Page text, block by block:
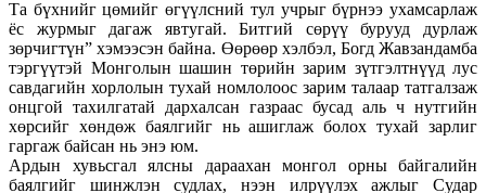
Та бүхнийг цөмийг өгүүлсний тул учрыг бүрнээ ухамсарлаж
ёс журмыг дагаж явтугай. Битгий сөрүү бурууд дурлаж
зөрчигтүн” хэмээсэн байна. Өөрөөр хэлбэл, Богд Жавзандамба
тэргүүтэй Монголын шашин төрийн зарим зүтгэлтнүүд лус
савдагийн хорлолын тухай номлолоос зарим талаар татгалзаж
онцгой тахилгатай дархалсан газраас бусад аль ч нутгийн
хөрсийг хөндөж баялгийг нь ашиглаж болох тухай зарлиг
гаргаж байсан нь энэ юм.
Ардын хувьсгал ялсны дараахан монгол орны байгалийн
баялгийг шинжлэн судлах, нээн илрүүлэх ажлыг Судар